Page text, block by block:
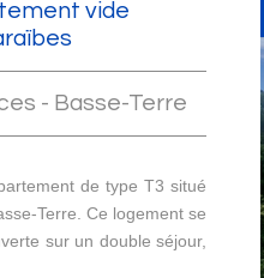
vide
- Basse-Terre
de type T3 situé
Terre. Ce logement se
sur un double séjour,